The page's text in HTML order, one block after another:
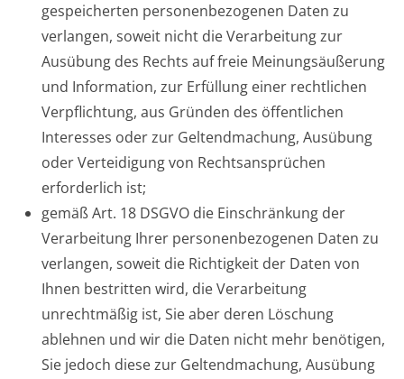
gespeicherten personenbezogenen Daten zu
verlangen, soweit nicht die Verarbeitung zur
Ausübung des Rechts auf freie Meinungsäußerung
und Information, zur Erfüllung einer rechtlichen
Verpflichtung, aus Gründen des öffentlichen
Interesses oder zur Geltendmachung, Ausübung
oder Verteidigung von Rechtsansprüchen
erforderlich ist;
gemäß Art. 18 DSGVO die Einschränkung der
Verarbeitung Ihrer personenbezogenen Daten zu
verlangen, soweit die Richtigkeit der Daten von
Ihnen bestritten wird, die Verarbeitung
unrechtmäßig ist, Sie aber deren Löschung
ablehnen und wir die Daten nicht mehr benötigen,
Sie jedoch diese zur Geltendmachung, Ausübung